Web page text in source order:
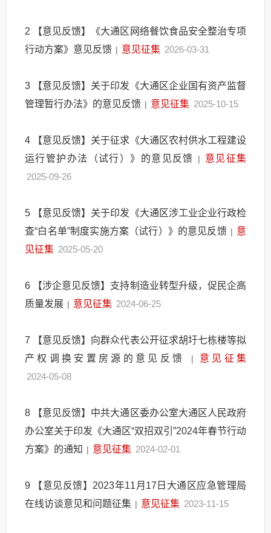
2
【意见反馈】《大通区网络餐饮食品安全整治专项
行动方案》意见反馈 | 意见征集 2026-03-31
3
【意见反馈】关于印发《大通区企业国有资产监督
管理暂行办法》的意见反馈 | 意见征集 2025-10-15
4
【意见反馈】关于征求《大通区农村供水工程建设
运行管护办法（试行）》的意见反馈
|
意见征集
2025-09-26
5
【意见反馈】关于印发《大通区涉工业企业行政检
查“白名单”制度实施方案（试行）》的意见反馈 | 意
见征集 2025-05-20
6
【涉企意见反馈】支持制造业转型升级，促民企高
质量发展 | 意见征集 2024-06-25
7
【意见反馈】向群众代表公开征求胡圩七栋楼等拟
产权调换安置房源的意见反馈
|
意见征集
2024-05-08
8
【意见反馈】中共大通区委办公室大通区人民政府
办公室关于印发《大通区“双招双引”2024年春节行动
方案》的通知 | 意见征集 2024-02-01
9
【意见反馈】2023年11月17日大通区应急管理局
在线访谈意见和问题征集 | 意见征集 2023-11-15